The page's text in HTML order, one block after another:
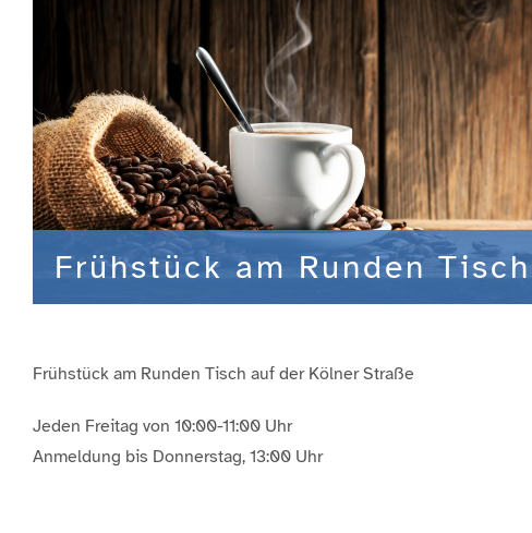
Frühstück am Runden Tisch
Frühstück am Runden Tisch auf der Kölner Straße
Jeden Freitag von 10:00-11:00 Uhr
Anmeldung bis Donnerstag, 13:00 Uhr